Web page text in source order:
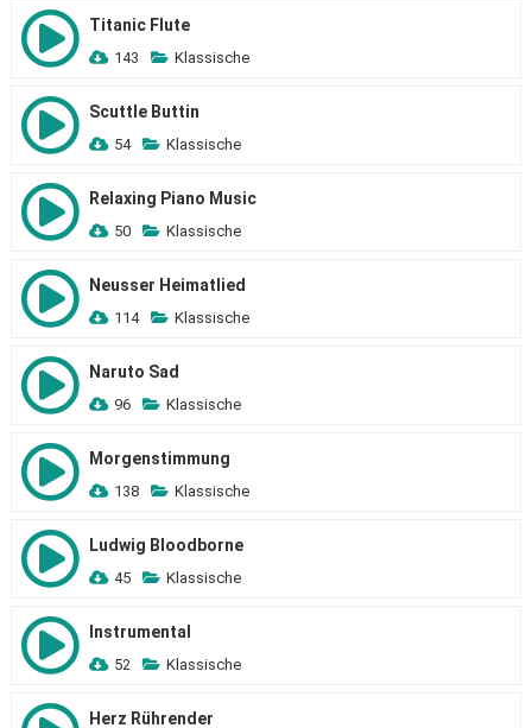
Titanic Flute
143 Klassische
Scuttle Buttin
54 Klassische
Relaxing Piano Music
50 Klassische
Neusser Heimatlied
114 Klassische
Naruto Sad
96 Klassische
Morgenstimmung
138 Klassische
Ludwig Bloodborne
45 Klassische
Instrumental
52 Klassische
Herz Rührender